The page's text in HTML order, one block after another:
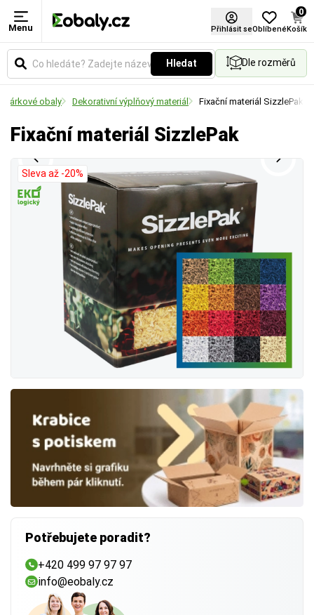
Menu Přihlásit seOblíbené
0
Košík
Hledat Dle rozměrů
Dárkové obaly Dekorativní výplňový materiál Fixační materiál SizzlePak
Fixační materiál SizzlePak
Potřebujete poradit?
+420 499 97 97 97
info@eobaly.cz
Sleva až -20%
Barva
Vyberte si barevné provedení obalů a balicích